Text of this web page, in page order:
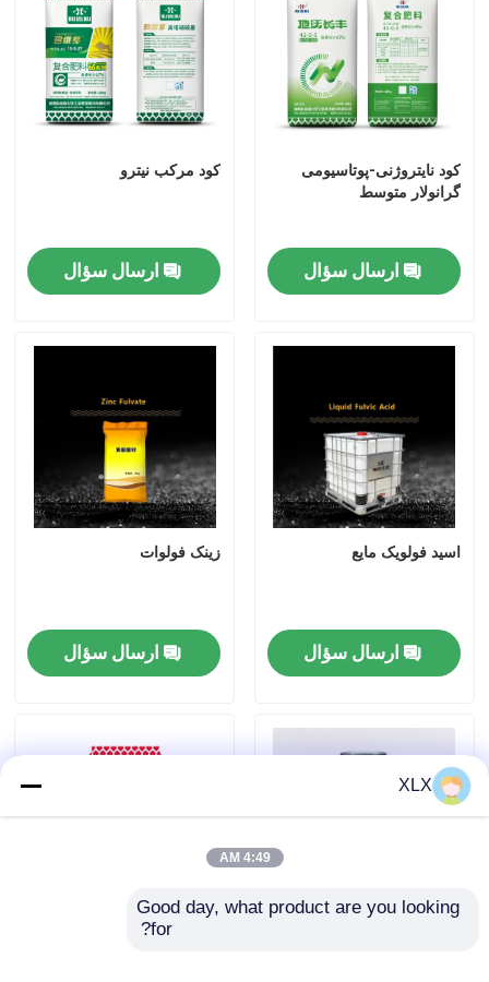
الکل فورفوریل
DMF
اسید هومیک
کود نایتروژنی-پوتاسیومی
گرانولار متوسط
ارسال سؤال
کود مرکب نیترو
ارسال سؤال
اسید فولویک مایع
ارسال سؤال
زینک فولوات
ارسال سؤال
کود ترکیبی اسید آمینه
XLX
4:49 AM
Good day, what product are you looking
for?